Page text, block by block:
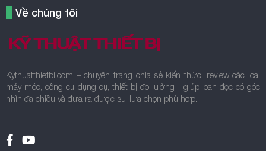
Về chúng tôi
Kythuatthietbi.com – chuyên trang chia sẻ kiến thức, review các loại
máy móc, công cụ dụng cụ, thiết bị đo lường…giúp bạn đọc có góc
nhìn đa chiều và đưa ra được sự lựa chọn phù hợp.